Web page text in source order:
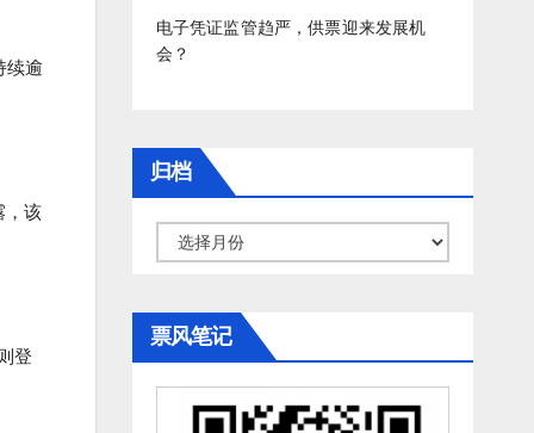
续逾
，该
登
电子凭证监管趋严，供票迎来发展机
会？
归档
档
票风笔记